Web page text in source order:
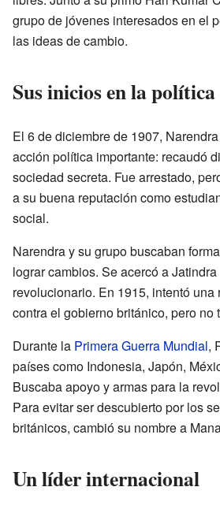
grupo de jóvenes interesados en el
las ideas de cambio.
Sus inicios en la política
El 6 de diciembre de 1907,
acción política importante: recaudó
sociedad secreta. Fue arrestado,
a su buena reputación como
social.
Narendra y su grupo buscaban
lograr cambios. Se acercó a
revolucionario. En 1915, intentó una
contra el gobierno británico, pero no
Durante la Primera Guerra Mundial,
países como Indonesia, Japón,
Buscaba apoyo y armas para la
Para evitar ser descubierto por los
británicos, cambió su nombre a
Un líder internacional